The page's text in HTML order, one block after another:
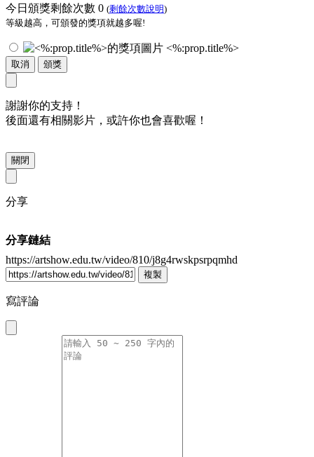
今日頒獎剩餘次數 0 (剩餘次數說明)
等級越高，可頒發的獎項就越多喔!
<%:prop.title%>
取消 頒獎
謝謝你的支持！
後面還有相關影片，或許你也會喜歡喔！
關閉
分享
分享鏈結
https://artshow.edu.tw/video/810/j8g4rwskpsrpqmhd
複製
寫評論